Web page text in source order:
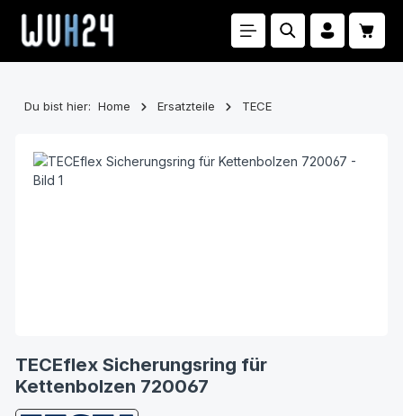
Zum Hauptinhalt springen
Du bist hier: Home Ersatzteile TECE
TECEflex Sicherungsring für
Kettenbolzen 720067